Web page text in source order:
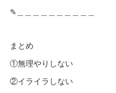
✎︎＿＿＿＿＿＿＿＿＿＿
まとめ
①無理やりしない
②イライラしない